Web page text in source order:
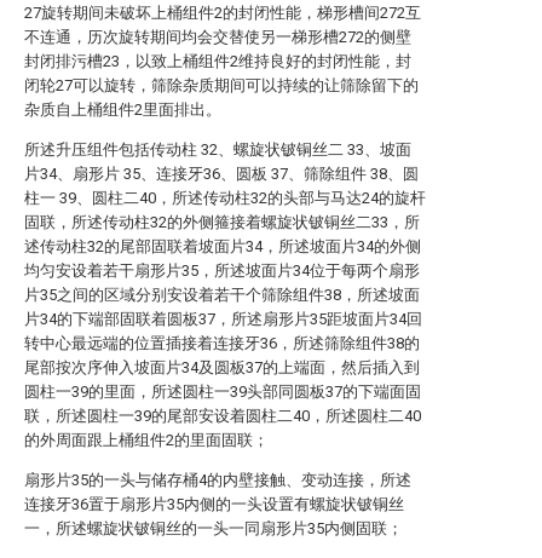
27旋转期间未破坏上桶组件2的封闭性能，梯形槽间272互
不连通，历次旋转期间均会交替使另一梯形槽272的侧壁
封闭排污槽23，以致上桶组件2维持良好的封闭性能，封
闭轮27可以旋转，筛除杂质期间可以持续的让筛除留下的
杂质自上桶组件2里面排出。
所述升压组件包括传动柱 32、螺旋状铍铜丝二 33、坡面
片34、扇形片 35、连接牙36、圆板 37、筛除组件 38、圆
柱一 39、圆柱二40，所述传动柱32的头部与马达24的旋杆
固联，所述传动柱32的外侧箍接着螺旋状铍铜丝二33，所
述传动柱32的尾部固联着坡面片34，所述坡面片34的外侧
均匀安设着若干扇形片35，所述坡面片34位于每两个扇形
片35之间的区域分别安设着若干个筛除组件38，所述坡面
片34的下端部固联着圆板37，所述扇形片35距坡面片34回
转中心最远端的位置插接着连接牙36，所述筛除组件38的
尾部按次序伸入坡面片34及圆板37的上端面，然后插入到
圆柱一39的里面，所述圆柱一39头部同圆板37的下端面固
联，所述圆柱一39的尾部安设着圆柱二40，所述圆柱二40
的外周面跟上桶组件2的里面固联；
扇形片35的一头与储存桶4的内壁接触、变动连接，所述
连接牙36置于扇形片35内侧的一头设置有螺旋状铍铜丝
一，所述螺旋状铍铜丝的一头一同扇形片35内侧固联；